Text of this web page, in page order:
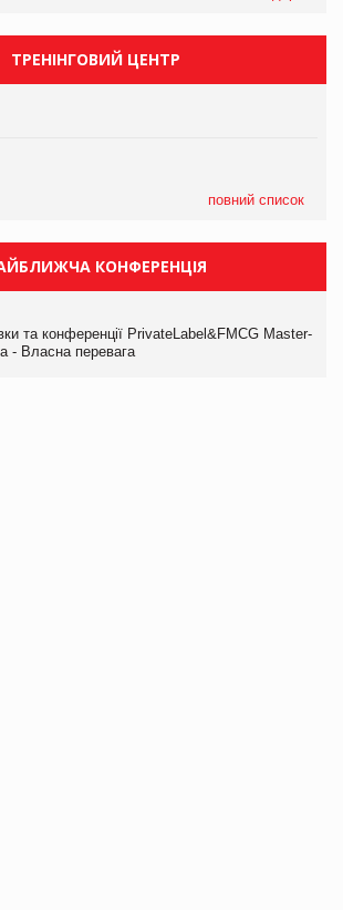
ТРЕНІНГОВИЙ ЦЕНТР
повний список
КОНФЕРЕНЦІЯ
та конференції PrivateLabel&FMCG Master-
- Власна перевага